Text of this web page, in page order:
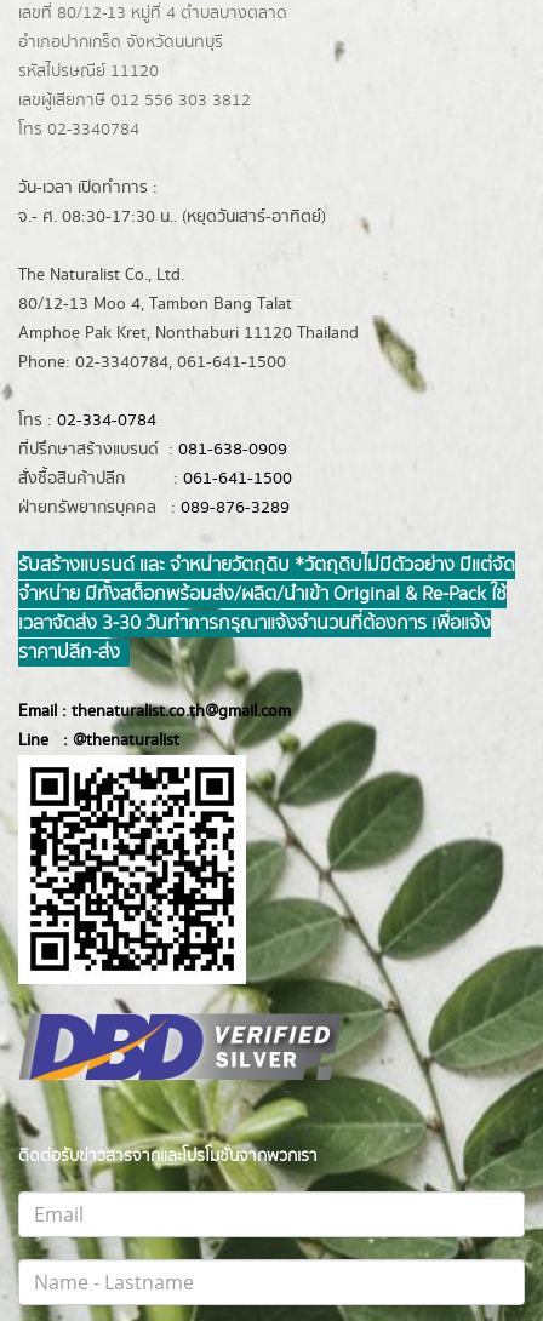
เลขที่ 80/12-13 หมู่ที่ 4 ตำบลบางตลาด
อำเภอปากเกร็ด จังหวัดนนทบุรี
รหัสไปรษณีย์ 11120
เลขผู้เสียภาษี 012 556 303 3812
โทร 02-3340784
วัน-เวลา เปิดทำการ :
จ.- ศ. 08:30-17:30 น.. (หยุดวันเสาร์-อาทิตย์)
The Naturalist Co., Ltd.
80/12-13 Moo 4, Tambon Bang Talat
Amphoe Pak Kret, Nonthaburi 11120 Thailand
Phone: 02-3340784, 061-641-1500
โทร : 02-334-0784
ที่ปรึกษาสร้างแบรนด์ : 081-638-0909
สั่งซื้อสินค้าปลีก : 061-641-1500
ฝ่ายทรัพยากรบุคคล : 089-876-3289
รับสร้างแบรนด์ และ จำหน่ายวัตถุดิบ *วัตถุดิบไม่มีตัวอย่าง มีแต่จัด
จำหน่าย มีทั้งสต็อกพร้อมส่ง/ผลิต/นำเข้า Original & Re-Pack ใช้
เวลาจัดส่ง 3-30 วันทำการ กรุณาแจ้งจำนวนที่ต้องการ เพื่อแจ้ง
ราคาปลีก-ส่ง
Email : thenaturalist.co.th@gmail.com
Line : @thenaturalist
ติดต่อรับข่าวสารจากและโปรโมชั่นจากพวกเรา